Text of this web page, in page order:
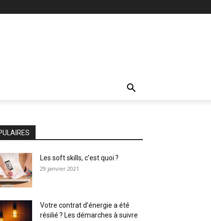
Les soft skills, c’est quoi ?
29 janvier 2021
Votre contrat d’énergie a été
résilié ? Les démarches à suivre